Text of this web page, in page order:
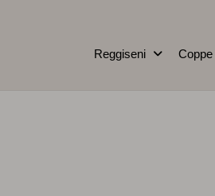
Reggiseni